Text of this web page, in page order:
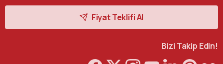
Fiyat Teklifi Al
Bizi Takip Edin!